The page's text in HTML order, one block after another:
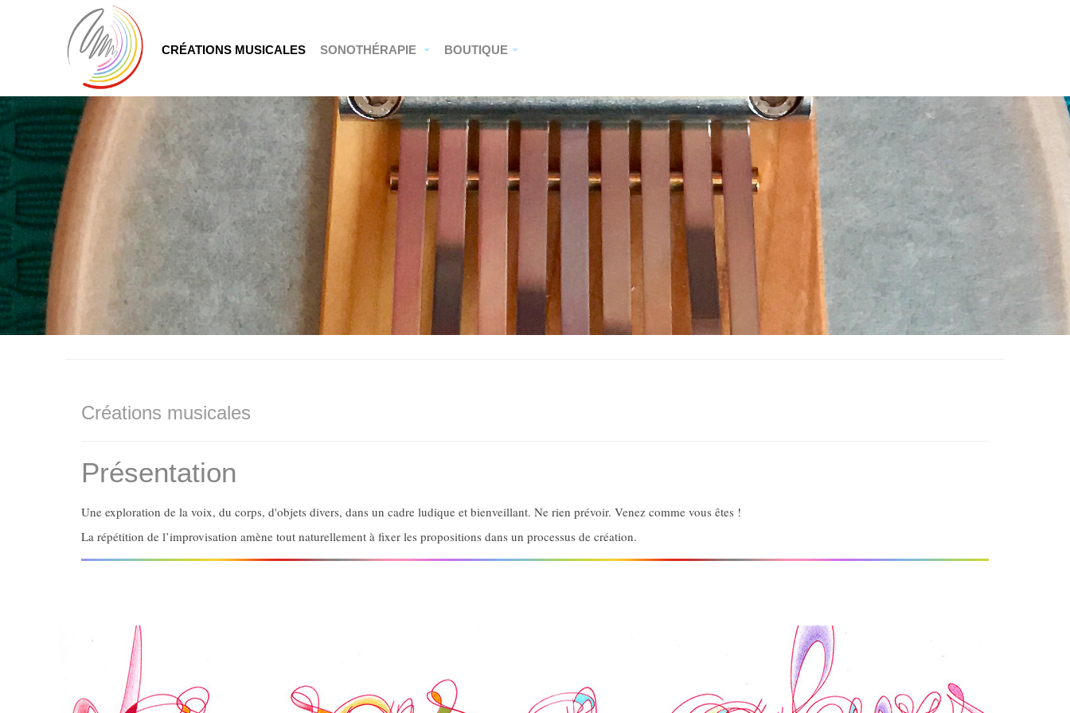
CRÉATIONS MUSICALES SONOTHÉRAPIE BOUTIQUE
Créations musicales
Présentation
Une exploration de la voix, du corps, d'objets divers, dans un cadre ludique et bienveillant. Ne rien prévoir. Venez comme vous êtes !
La répétition de l’improvisation amène tout naturellement à fixer les propositions dans un processus de création.